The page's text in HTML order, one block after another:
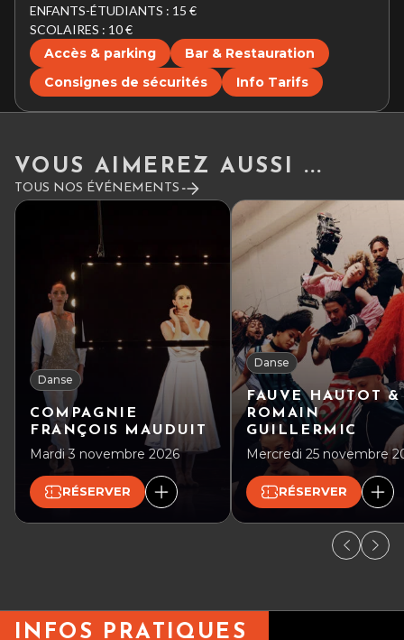
ENFANTS-ÉTUDIANTS : 15 €
SCOLAIRES : 10 €
Accès & parking
Bar & Restauration
Consignes de sécurités
Info Tarifs
VOUS AIMEREZ AUSSI ...
TOUS NOS ÉVÉNEMENTS
Danse
COMPAGNIE
FRANÇOIS MAUDUIT
Mardi 3 novembre 2026
RÉSERVER
Danse
FAUVE HAUTOT &
ROMAIN
GUILLERMIC
Mercredi 25 novembre
RÉSERVER
INFOS PRATIQUES